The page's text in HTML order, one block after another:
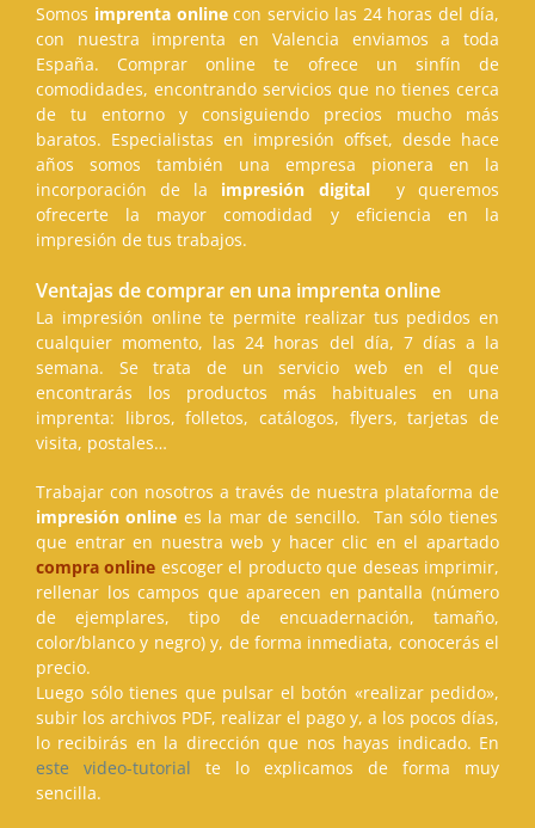
Somos imprenta onlinecon servicio las 24 horas del día,
con nuestra imprenta en Valencia enviamos a toda
España. Comprar online te ofrece un sinfín de
comodidades, encontrando servicios que no tienes cerca
de tu entorno y consiguiendo precios mucho más
baratos. Especialistas en impresión offset, desde hace
años somos también una empresa pionera en la
incorporación de la impresión digitaly queremos
ofrecerte la mayor comodidad y eficiencia en la
impresión de tus trabajos.
Ventajas de comprar en una imprenta online
La impresión online te permite realizar tus pedidos en
cualquier momento, las 24 horas del día, 7 días a la
semana. Se trata de un servicio web en el que
encontrarás los productos más habituales en una
imprenta: libros, folletos, catálogos, flyers, tarjetas de
visita, postales…
Trabajar con nosotros a través de nuestra plataforma de
impresión online es la mar de sencillo. Tan sólo tienes
que entrar en nuestra web y hacer clic en el apartado
compra online escoger el producto que deseas imprimir,
rellenar los campos que aparecen en pantalla (número
de ejemplares, tipo de encuadernación, tamaño,
color/blanco y negro) y, de forma inmediata, conocerás el
precio.
Luego sólo tienes que pulsar el botón «realizar pedido»,
subir los archivos PDF, realizar el pago y, a los pocos días,
lo recibirás en la dirección que nos hayas indicado. En
este video-tutorial te lo explicamos de forma muy
sencilla.